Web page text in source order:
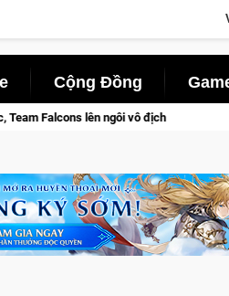
Cộng Đồng
ngôi vô địch Trở thành